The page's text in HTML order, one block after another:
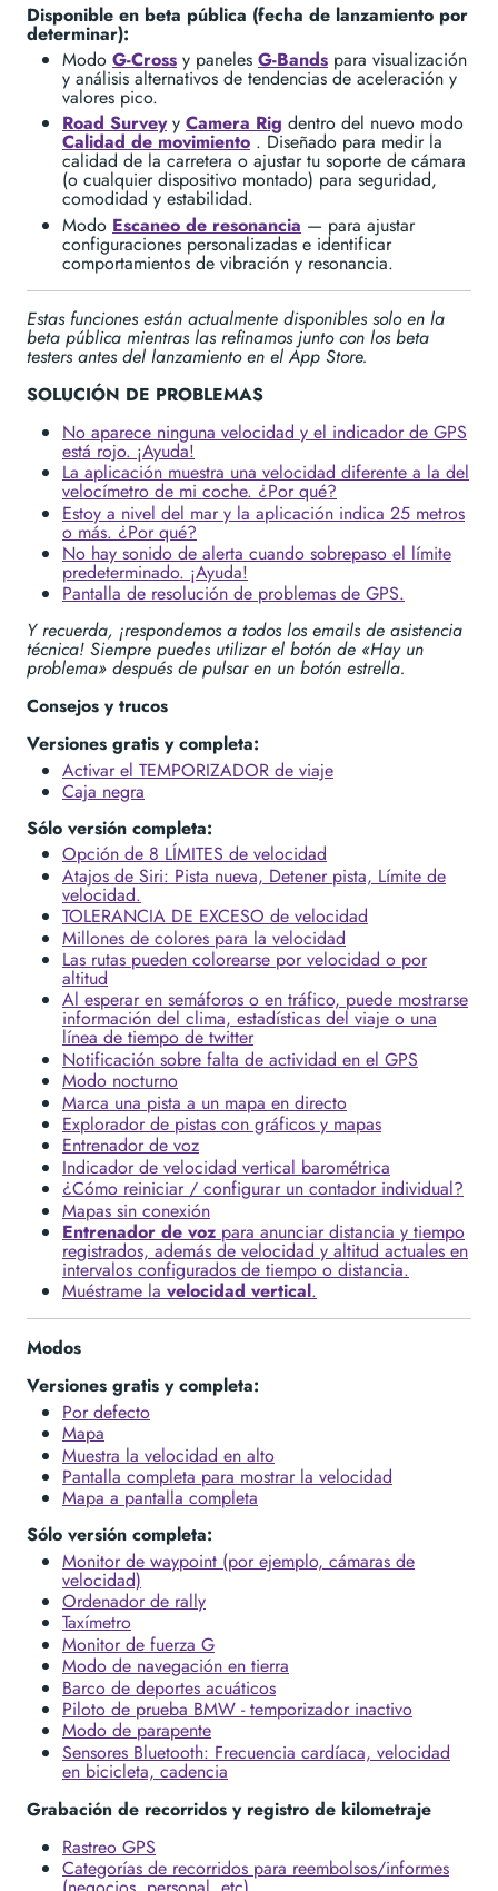
Disponible en beta pública (fecha de lanzamiento por
determinar):
Modo G-Cross y paneles G-Bands para visualización
y análisis alternativos de tendencias de aceleración y
valores pico.
Road Surveyy Camera Rig dentro del nuevo modo
Calidad de movimiento . Diseñado para medir la
calidad de la carretera o ajustar tu soporte de cámara
(o cualquier dispositivo montado) para seguridad,
comodidad y estabilidad.
Modo Escaneo de resonancia — para ajustar
configuraciones personalizadas e identificar
comportamientos de vibración y resonancia.
Estas funciones están actualmente disponibles solo en la
beta pública mientras las refinamos junto con los beta
testers antes del lanzamiento en el App Store.
SOLUCIÓN DE PROBLEMAS
No aparece ninguna velocidad y el indicador de GPS
está rojo. ¡Ayuda!
La aplicación muestra una velocidad diferente a la del
velocímetro de mi coche. ¿Por qué?
Estoy a nivel del mar y la aplicación indica 25 metros
o más. ¿Por qué?
No hay sonido de alerta cuando sobrepaso el límite
predeterminado. ¡Ayuda!
Pantalla de resolución de problemas de GPS.
Y recuerda, ¡respondemos a todos los emails de asistencia
técnica! Siempre puedes utilizar el botón de «Hay un
problema» después de pulsar en un botón estrella.
Consejos y trucos
Versiones gratis y completa:
Activar el TEMPORIZADOR de viaje
Caja negra
Sólo versión completa:
Opción de 8 LÍMITES de velocidad
Atajos de Siri: Pista nueva, Detener pista, Límite de
velocidad.
TOLERANCIA DE EXCESO de velocidad
Millones de colores para la velocidad
Las rutas pueden colorearse por velocidad o por
altitud
Al esperar en semáforos o en tráfico, puede mostrarse
información del clima, estadísticas del viaje o una
línea de tiempo de twitter
Notificación sobre falta de actividad en el GPS
Modo nocturno
Marca una pista a un mapa en directo
Explorador de pistas con gráficos y mapas
Entrenador de voz
Indicador de velocidad vertical barométrica
¿Cómo reiniciar / configurar un contador individual?
Mapas sin conexión
Entrenador de voz para anunciar distancia y tiempo
registrados, además de velocidad y altitud actuales en
intervalos configurados de tiempo o distancia.
Muéstrame la velocidad vertical.
Modos
Versiones gratis y completa:
Por defecto
Mapa
Muestra la velocidad en alto
Pantalla completa para mostrar la velocidad
Mapa a pantalla completa
Sólo versión completa:
Monitor de waypoint (por ejemplo, cámaras de
velocidad)
Ordenador de rally
Taxímetro
Monitor de fuerza G
Modo de navegación en tierra
Barco de deportes acuáticos
Piloto de prueba BMW - temporizador inactivo
Modo de parapente
Sensores Bluetooth: Frecuencia cardíaca, velocidad
en bicicleta, cadencia
Grabación de recorridos y registro de kilometraje
Rastreo GPS
Categorías de recorridos para reembolsos/informes